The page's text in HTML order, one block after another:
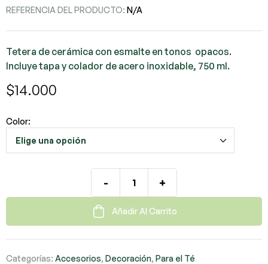
REFERENCIA DEL PRODUCTO: N/A
Tetera de cerámica con esmalte en tonos opacos.
Incluye tapa y colador de acero inoxidable, 750 ml.
$14.000
Color:
- +
Añadir Al Carrito
Categorías: Accesorios, Decoración, Para el Té